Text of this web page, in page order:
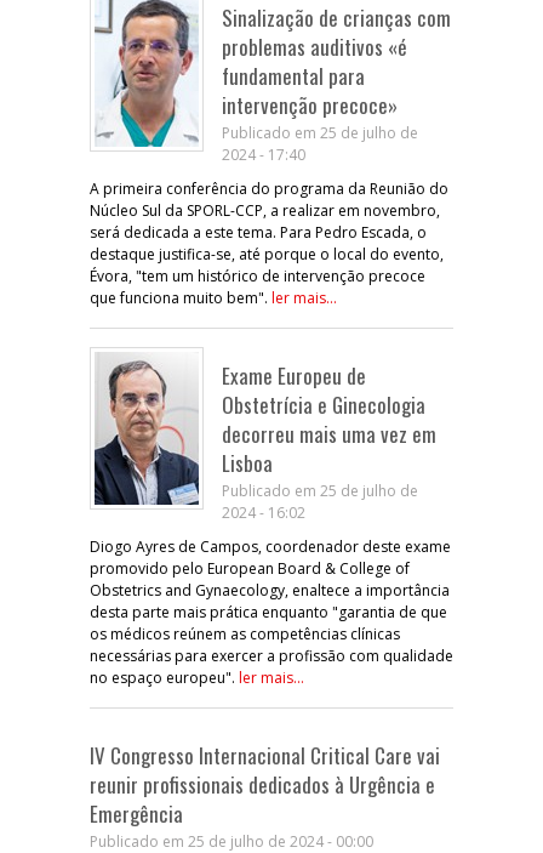
Sinalização de crianças com
problemas auditivos «é
fundamental para
intervenção precoce»
Publicado em 25 de julho de
2024 - 17:40
A primeira conferência do programa da Reunião do
Núcleo Sul da SPORL-CCP, a realizar em novembro,
será dedicada a este tema. Para Pedro Escada, o
destaque justifica-se, até porque o local do evento,
Évora, "tem um histórico de intervenção precoce
que funciona muito bem". ler mais...
Exame Europeu de
Obstetrícia e Ginecologia
decorreu mais uma vez em
Lisboa
Publicado em 25 de julho de
2024 - 16:02
Diogo Ayres de Campos, coordenador deste exame
promovido pelo European Board & College of
Obstetrics and Gynaecology, enaltece a importância
desta parte mais prática enquanto "garantia de que
os médicos reúnem as competências clínicas
necessárias para exercer a profissão com qualidade
no espaço europeu". ler mais...
IV Congresso Internacional Critical Care vai
reunir profissionais dedicados à Urgência e
Emergência
Publicado em 25 de julho de 2024 - 00:00